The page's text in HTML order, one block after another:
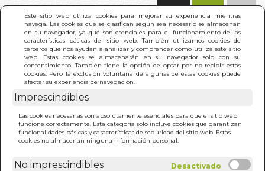
Este sitio web utiliza cookies para mejorar su experiencia mientras
navega. Las cookies que se clasifican según sea necesario se almacenan
en su navegador, ya que son esenciales para el funcionamiento de las
características básicas del sitio web. También utilizamos cookies de
terceros que nos ayudan a analizar y comprender cómo utiliza este sitio
web. Estas cookies se almacenarán en su navegador solo con su
consentimiento. También tiene la opción de optar por no recibir estas
cookies. Pero la exclusión voluntaria de algunas de estas cookies puede
afectar su experiencia de navegación.
Imprescindibles
Las cookies necesarias son absolutamente esenciales para que el sitio web
funcione correctamente. Esta categoría solo incluye cookies que garantizan
funcionalidades básicas y características de seguridad del sitio web. Estas
cookies no almacenan ninguna información personal.
No imprescindibles
INICIO >